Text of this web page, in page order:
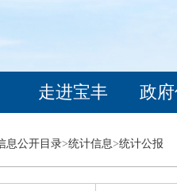
走进宝丰 政
息公开目录>统计信息>统计公报